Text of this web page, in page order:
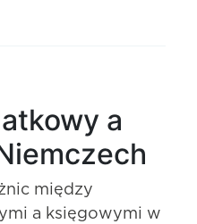
a
między
a księgowymi w